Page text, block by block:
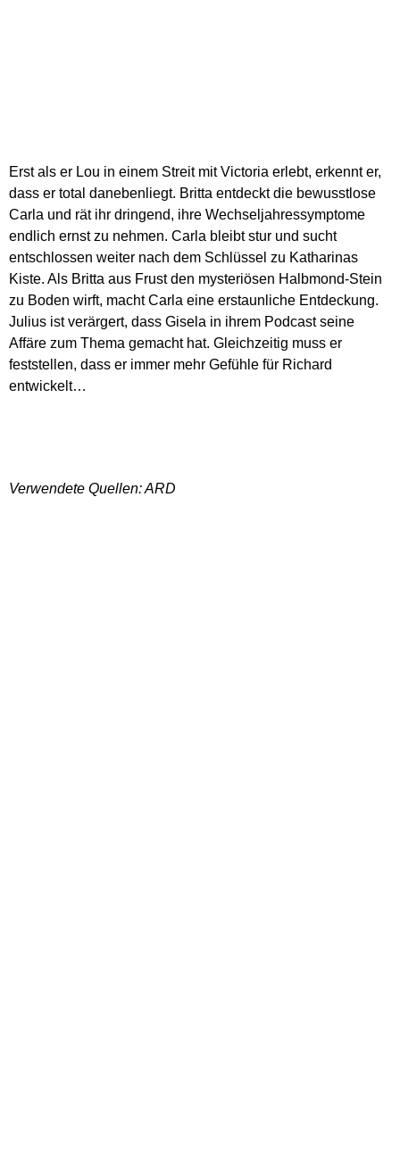
Erst als er Lou in einem Streit mit Victoria erlebt, erkennt er,
dass er total danebenliegt. Britta entdeckt die bewusstlose
Carla und rät ihr dringend, ihre Wechseljahressymptome
endlich ernst zu nehmen. Carla bleibt stur und sucht
entschlossen weiter nach dem Schlüssel zu Katharinas
Kiste. Als Britta aus Frust den mysteriösen Halbmond-Stein
zu Boden wirft, macht Carla eine erstaunliche Entdeckung.
Julius ist verärgert, dass Gisela in ihrem Podcast seine
Affäre zum Thema gemacht hat. Gleichzeitig muss er
feststellen, dass er immer mehr Gefühle für Richard
entwickelt…
Verwendete Quellen: ARD